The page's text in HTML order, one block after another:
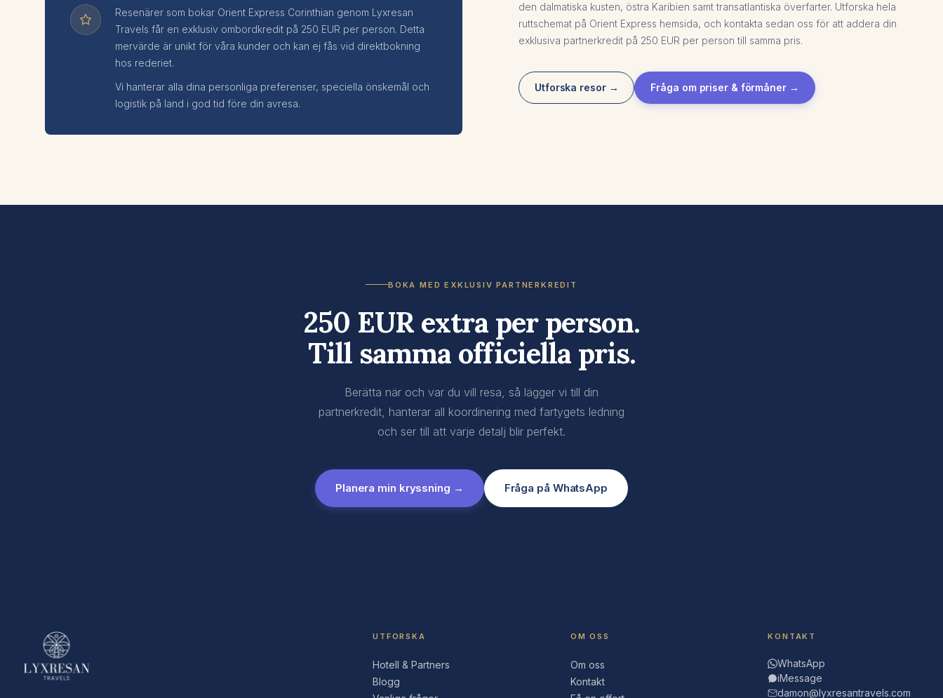
Resenärer som bokar Orient Express Corinthian genom Lyxresan
Travels får en exklusiv ombordkredit på 250 EUR per person. Detta
mervärde är unikt för våra kunder och kan ej fås vid direktbokning
hos rederiet.
Vi hanterar alla dina personliga preferenser, speciella önskemål och
logistik på land i god tid före din avresa.
den dalmatiska kusten, östra Karibien samt transatlantiska överfarter. Utforska hela
ruttschemat på Orient Express hemsida, och kontakta sedan oss för att addera din
exklusiva partnerkredit på 250 EUR per person till samma pris.
Utforska resor → Fråga om priser & förmåner →
BOKA MED EXKLUSIV PARTNERKREDIT
250 EUR extra per person.
Till samma officiella pris.
Berätta när och var du vill resa, så lägger vi till din
partnerkredit, hanterar all koordinering med fartygets ledning
och ser till att varje detalj blir perfekt.
Planera min kryssning → Fråga på WhatsApp
UTFORSKA
Hotell & Partners
Blogg
OM OSS
Om oss
Kontakt
KONTAKT
WhatsApp
iMessage
damon@lyxresantravels.com